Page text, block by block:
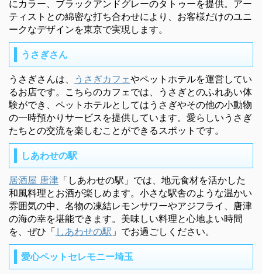
にカラー、ブラックアンドグレーのタトゥーを提供。アー
ティストとの綿密な打ち合わせにより、お客様だけのユニ
ークなデザインを東京で実現します。
うさぎさん
うさぎさんは、 うさぎカフェやペットホテルを運営してい
るお店です。こちらのカフェでは、うさぎとのふれあい体
験ができ、ペットホテルとしてはうさぎやその他の小動物
の一時預かりサービスを提供しています。愛らしいうさぎ
たちとの交流を楽しむことができるスポットです。
しあわせの駅
居酒屋 唐津 「しあわせの駅」では、地元食材を活かした
和風料理とお酒が楽しめます。小さな駅舎のような温かい
雰囲気の中、名物の凍結レモンサワーやアジフライ、唐津
の海の幸を堪能できます。美味しい料理と心地よい時間
を、ぜひ「 しあわせの駅 」でお過ごしください。
愛心ペットセレモニー埼玉